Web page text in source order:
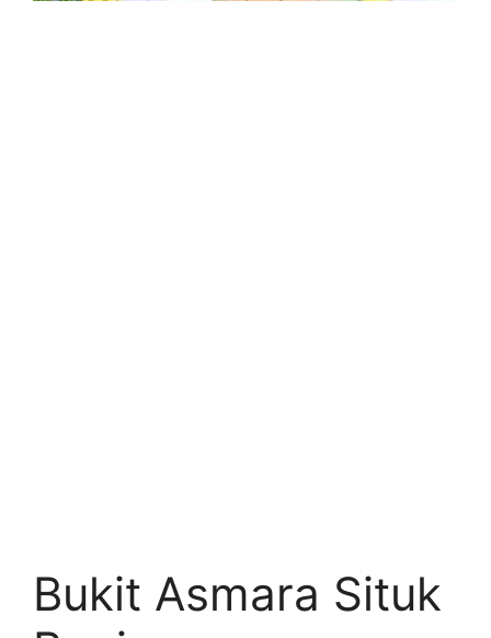
Bukit Asmara Situk